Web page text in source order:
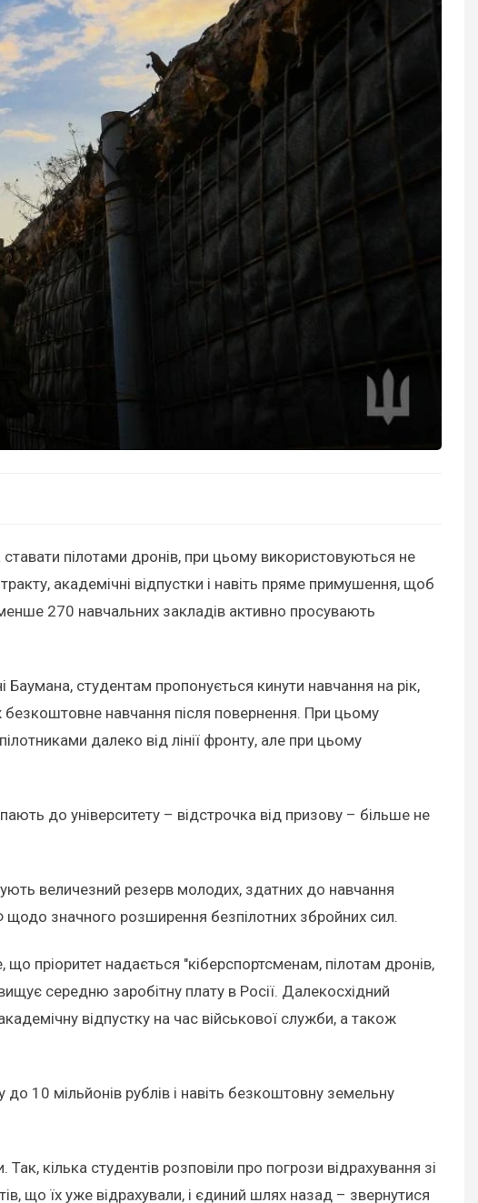
ставати пілотами дронів, при цьому використовуються не
академічні відпустки і навіть пряме примушення, щоб
270 навчальних закладів активно просувають
студентам пропонується кинути навчання на рік,
безкоштовне навчання після повернення. При цьому
далеко від лінії фронту, але при цьому
до університету – відстрочка від призову – більше не
величезний резерв молодих, здатних до навчання
щодо значного розширення безпілотних збройних сил.
пріоритет надається "кіберспортсменам, пілотам дронів,
середню заробітну плату в Росії. Далекосхідний
відпустку на час військової служби, а також
до 10 мільйонів рублів і навіть безкоштовну земельну
кілька студентів розповіли про погрози відрахування зі
що їх уже відрахували, і єдиний шлях назад – звернутися